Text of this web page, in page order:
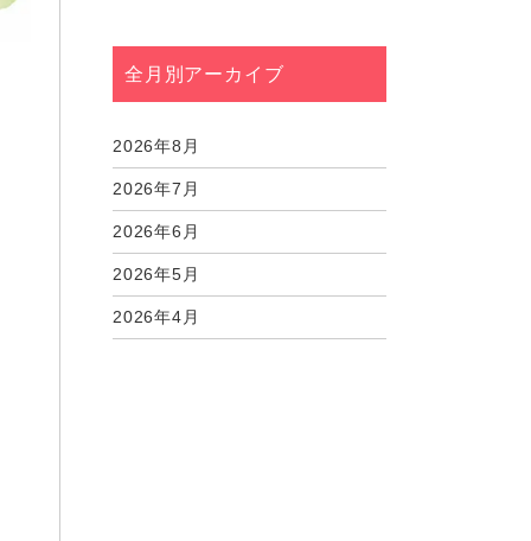
全月別アーカイブ
2026年8月
2026年7月
2026年6月
2026年5月
2026年4月